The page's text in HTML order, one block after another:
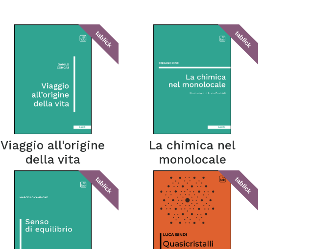
tablick
Viaggio all'origine
della vita
tablick
La chimica nel
monolocale
tablick tablick